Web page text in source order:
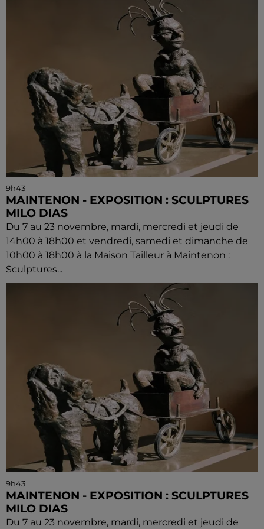
9h43
MAINTENON - EXPOSITION : SCULPTURES
MILO DIAS
Du 7 au 23 novembre, mardi, mercredi et jeudi de
14h00 à 18h00 et vendredi, samedi et dimanche de
10h00 à 18h00 à la Maison Tailleur à Maintenon :
Sculptures...
9h43
MAINTENON - EXPOSITION : SCULPTURES
MILO DIAS
Du 7 au 23 novembre, mardi, mercredi et jeudi de